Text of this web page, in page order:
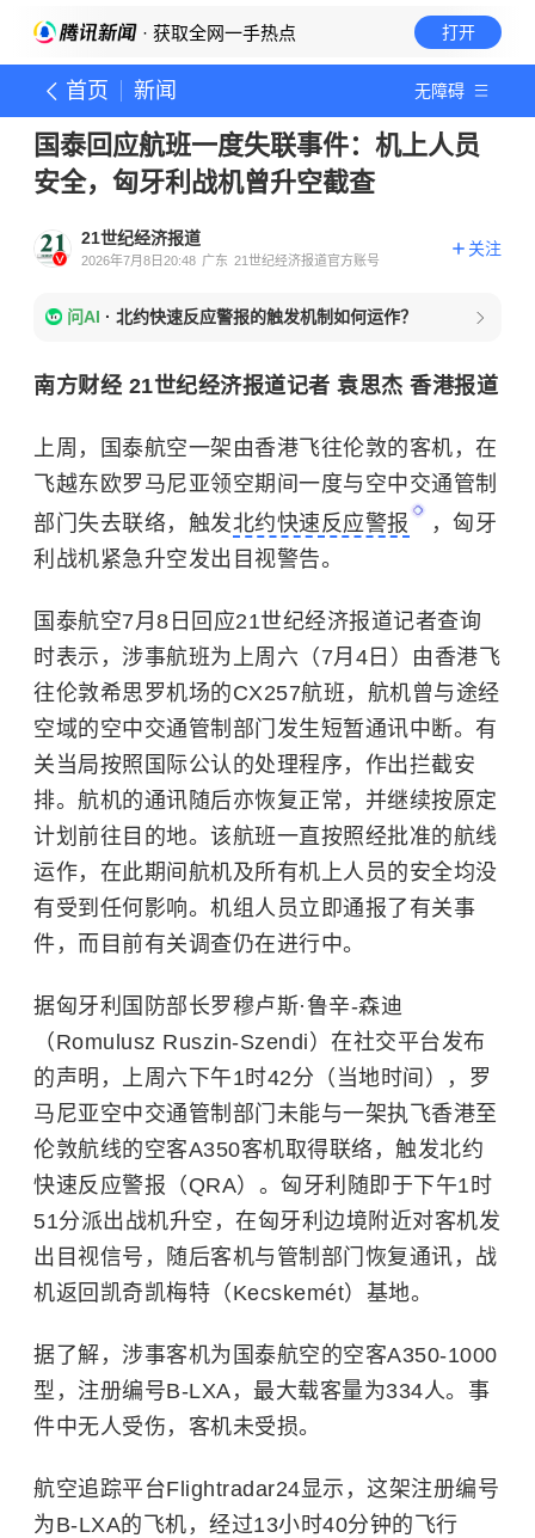
· 获取全网一手热点 打开
首页 新闻 无障碍
国泰回应航班一度失联事件：机上人员
安全，匈牙利战机曾升空截查
21世纪经济报道
2026年7月8日20:48 广东 21世纪经济报道官方账号
关注
问AI · 北约快速反应警报的触发机制如何运作？
南方财经 21世纪经济报道记者 袁思杰 香港报道
上周，国泰航空一架由香港飞往伦敦的客机，在
飞越东欧罗马尼亚领空期间一度与空中交通管制
部门失去联络，触发北约快速反应警报
，匈牙
利战机紧急升空发出目视警告。
国泰航空7月8日回应21世纪经济报道记者查询
时表示，涉事航班为上周六（7月4日）由香港飞
往伦敦希思罗机场的CX257航班，航机曾与途经
空域的空中交通管制部门发生短暂通讯中断。有
关当局按照国际公认的处理程序，作出拦截安
排。航机的通讯随后亦恢复正常，并继续按原定
计划前往目的地。该航班一直按照经批准的航线
运作，在此期间航机及所有机上人员的安全均没
有受到任何影响。机组人员立即通报了有关事
件，而目前有关调查仍在进行中。
据匈牙利国防部长罗穆卢斯·鲁辛-森迪
（Romulusz Ruszin-Szendi）在社交平台发布
的声明，上周六下午1时42分（当地时间）， 罗
马尼亚空中交通管制部门未能与一架执飞香港至
伦敦航线的空客A350客机取得联络，触发北约
快速反应警报（QRA）。匈牙利随即于下午1时
51分派出战机升空，在匈牙利边境附近对客机发
出目视信号，随后客机与管制部门恢复通讯，战
机返回凯奇凯梅特（Kecskemét）基地。
据了解，涉事客机为国泰航空的空客A350-1000
型，注册编号B-LXA，最大载客量为334人。事
件中无人受伤，客机未受损。
航空追踪平台Flightradar24显示，这架注册编号
为B-LXA的飞机，经过13小时40分钟的飞行